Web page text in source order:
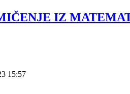
IZ
15:57